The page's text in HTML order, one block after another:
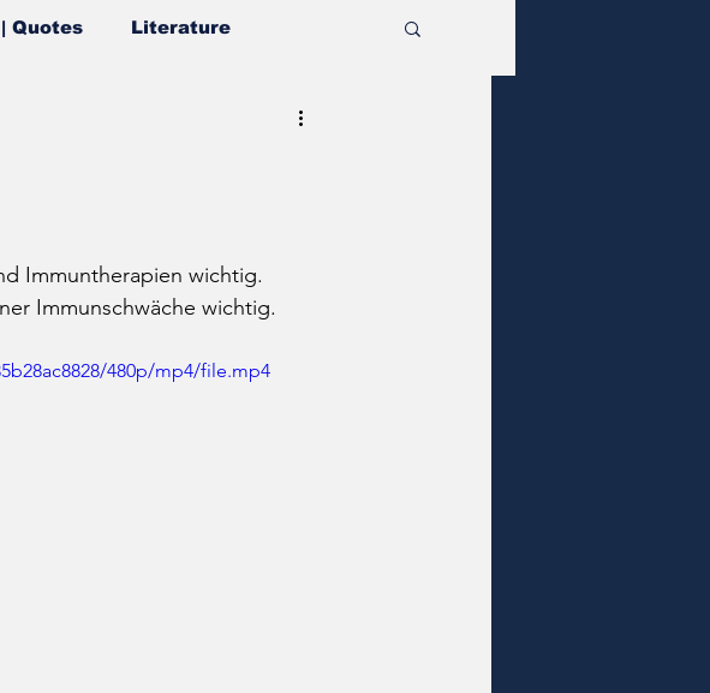
Quotes Literature
Immuntherapien wichtig.
Immunschwäche wichtig.
480p/mp4/file.mp4